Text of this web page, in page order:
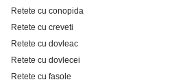
Retete cu conopida
Retete cu creveti
Retete cu dovleac
Retete cu dovlecei
Retete cu fasole